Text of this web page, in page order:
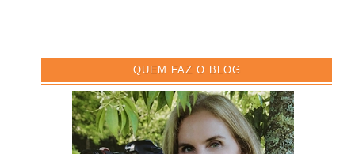
QUEM FAZ O BLOG